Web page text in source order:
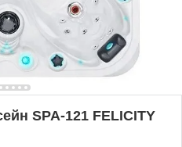
SPA-121 FELICITY